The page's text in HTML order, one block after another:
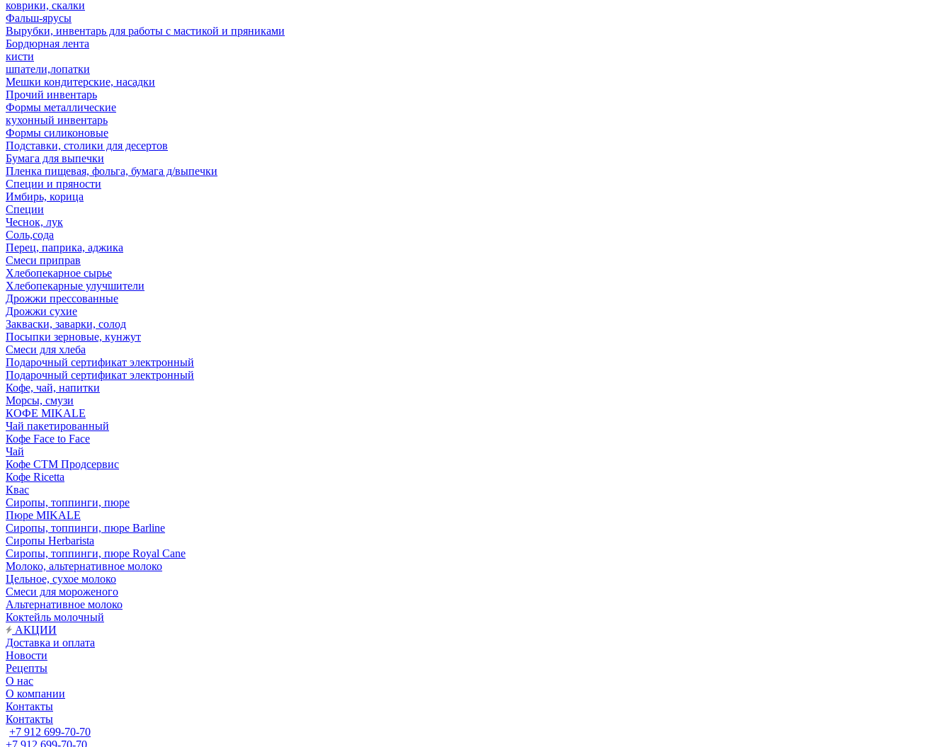
коврики, скалки
Фальш-ярусы
Вырубки, инвентарь для работы с мастикой и пряниками
Бордюрная лента
кисти
шпатели,лопатки
Мешки кондитерские, насадки
Прочий инвентарь
Формы металлические
кухонный инвентарь
Формы силиконовые
Подставки, столики для десертов
Бумага для выпечки
Пленка пищевая, фольга, бумага д/выпечки
Специи и пряности
Имбирь, корица
Специи
Чеснок, лук
Соль,сода
Перец, паприка, аджика
Смеси приправ
Хлебопекарное сырье
Хлебопекарные улучшители
Дрожжи прессованные
Дрожжи сухие
Закваски, заварки, солод
Посыпки зерновые, кунжут
Смеси для хлеба
Подарочный сертификат электронный
Подарочный сертификат электронный
Кофе, чай, напитки
Морсы, смузи
КОФЕ MIKALE
Чай пакетированный
Кофе Face to Face
Чай
Кофе СТМ Продсервис
Кофе Ricetta
Квас
Сиропы, топпинги, пюре
Пюре MIKALE
Сиропы, топпинги, пюре Barline
Сиропы Herbarista
Сиропы, топпинги, пюре Royal Cane
Молоко, альтернативное молоко
Цельное, сухое молоко
Смеси для мороженого
Альтернативное молоко
Коктейль молочный
АКЦИИ
Доставка и оплата
Новости
Рецепты
О нас
О компании
Контакты
Контакты
+7 912 699-70-70
+7 912 699-70-70